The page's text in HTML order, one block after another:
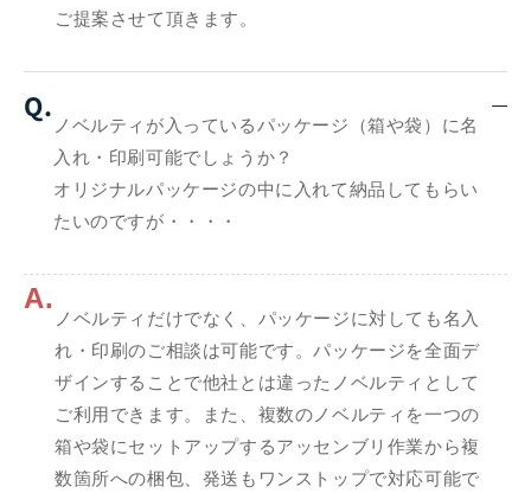
ご提案させて頂きます。
Q.
ノベルティが入っているパッケージ（箱や袋）に名
入れ・印刷可能でしょうか？
オリジナルパッケージの中に入れて納品してもらい
たいのですが・・・・
A.
ノベルティだけでなく、パッケージに対しても名入
れ・印刷のご相談は可能です。パッケージを全面デ
ザインすることで他社とは違ったノベルティとして
ご利用できます。また、複数のノベルティを一つの
箱や袋にセットアップするアッセンブリ作業から複
数箇所への梱包、発送もワンストップで対応可能で